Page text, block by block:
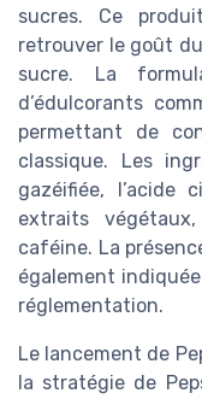
sucres. Ce
retrouver le goût
sucre. La
d’édulcorants
permettant de
classique. Les
gazéifiée, l’acide
extraits
caféine. La
également
réglementation.
Le lancement de
la stratégie de